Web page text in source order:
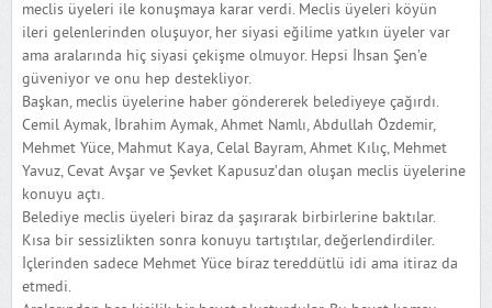
meclis üyeleri ile konuşmaya karar verdi. Meclis üyeleri köyün
ileri gelenlerinden oluşuyor, her siyasi eğilime yatkın üyeler var
ama aralarında hiç siyasi çekişme olmuyor. Hepsi İhsan Şen’e
güveniyor ve onu hep destekliyor.
Başkan, meclis üyelerine haber göndererek belediyeye çağırdı.
Cemil Aymak, İbrahim Aymak, Ahmet Namlı, Abdullah Özdemir,
Mehmet Yüce, Mahmut Kaya, Celal Bayram, Ahmet Kılıç, Mehmet
Yavuz, Cevat Avşar ve Şevket Kapusuz’dan oluşan meclis üyelerine
konuyu açtı.
Belediye meclis üyeleri biraz da şaşırarak birbirlerine baktılar.
Kısa bir sessizlikten sonra konuyu tartıştılar, değerlendirdiler.
İçlerinden sadece Mehmet Yüce biraz tereddütlü idi ama itiraz da
etmedi.